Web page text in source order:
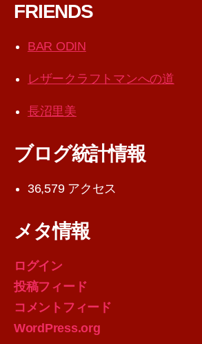
FRIENDS
BAR ODIN
レザークラフトマンへの道
長沼里美
ブログ統計情報
36,579 アクセス
メタ情報
ログイン
投稿フィード
コメントフィード
WordPress.org